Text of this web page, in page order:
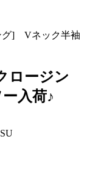
グ] Vネック半袖
ロージン
入荷♪